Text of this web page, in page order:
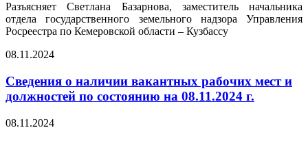
Разъясняет Светлана Базарнова, заместитель начальника
отдела государственного земельного надзора Управления
Росреестра по Кемеровской области – Кузбассу
08.11.2024
Сведения о наличии вакантных рабочих мест и
должностей по состоянию на 08.11.2024 г.
08.11.2024